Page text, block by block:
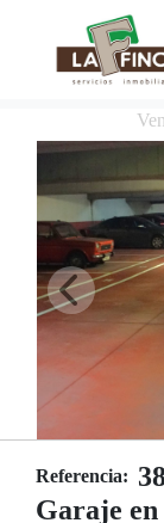
Referencia:
Garaje en